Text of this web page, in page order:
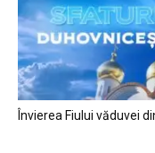
Învierea Fiului văduvei